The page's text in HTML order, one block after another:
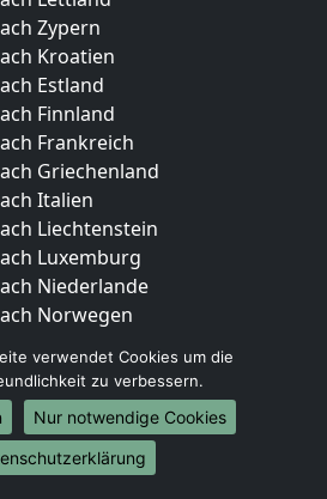
Zypern
Kroatien
Estland
Finnland
Frankreich
Griechenland
Italien
Liechtenstein
Luxemburg
Niederlande
Norwegen
Berlin
Hamburg
München
verwendet Cookies um die
zu verbessern.
Nur notwendige Cookies